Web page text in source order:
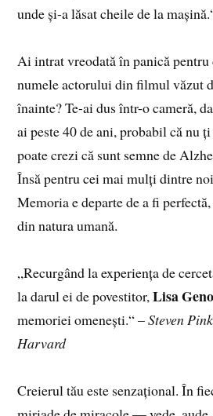
unde și-a lăsat cheile de la
Ai intrat vreodată în panică
numele actorului din filmul văzut
înainte? Te-ai dus într-o cameră,
ai peste 40 de ani, probabil că nu
poate crezi că sunt semne de
Însă pentru cei mai mulți dintre
Memoria e departe de a fi
din natura umană.
„Recurgând la experiența de
la darul ei de povestitor,Lisa
memoriei omenești.“ –Steven
Harvard
Creierul tău este senzațional. În